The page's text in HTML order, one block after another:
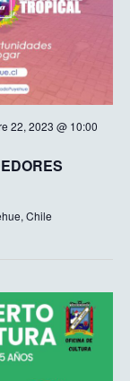
22, 2023 @ 10:00
Chile